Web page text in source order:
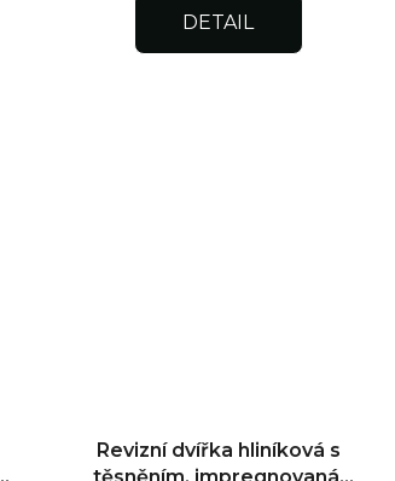
DETAIL
Revizní dvířka hliníková s